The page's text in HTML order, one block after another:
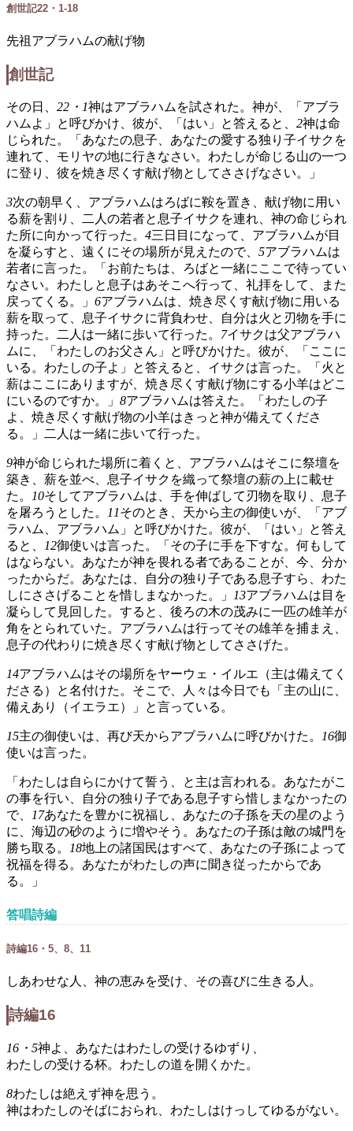
創世記22・1-18
先祖アブラハムの献げ物
創世記
その日、 22・1神はアブラハムを試された。神が、「アブラ
ハムよ」と呼びかけ、彼が、「はい」と答えると、 2神は命
じられた。「あなたの息子、あなたの愛する独り子イサクを
連れて、モリヤの地に行きなさい。わたしが命じる山の一つ
に登り、彼を焼き尽くす献げ物としてささげなさい。」
3次の朝早く、アブラハムはろばに鞍を置き、献げ物に用い
る薪を割り、二人の若者と息子イサクを連れ、神の命じられ
た所に向かって行った。 4三日目になって、アブラハムが目
を凝らすと、遠くにその場所が見えたので、 5アブラハムは
若者に言った。「お前たちは、ろばと一緒にここで待ってい
なさい。わたしと息子はあそこへ行って、礼拝をして、また
戻ってくる。」 6アブラハムは、焼き尽くす献げ物に用いる
薪を取って、息子イサクに背負わせ、自分は火と刃物を手に
持った。二人は一緒に歩いて行った。 7イサクは父アブラハ
ムに、「わたしのお父さん」と呼びかけた。彼が、「ここに
いる。わたしの子よ」と答えると、イサクは言った。「火と
薪はここにありますが、焼き尽くす献げ物にする小羊はどこ
にいるのですか。」 8アブラハムは答えた。「わたしの子
よ、焼き尽くす献げ物の小羊はきっと神が備えてくださ
る。」二人は一緒に歩いて行った。
9神が命じられた場所に着くと、アブラハムはそこに祭壇を
築き、薪を並べ、息子イサクを織って祭壇の薪の上に載せ
た。 10そしてアブラハムは、手を伸ばして刃物を取り、息子
を屠ろうとした。 11そのとき、天から主の御使いが、「アブ
ラハム、アブラハム」と呼びかけた。彼が、「はい」と答え
ると、 12御使いは言った。「その子に手を下すな。何もして
はならない。あなたが神を畏れる者であることが、今、分か
ったからだ。あなたは、自分の独り子である息子すら、わた
しにささげることを惜しまなかった。」 13アブラハムは目を
凝らして見回した。すると、後ろの木の茂みに一匹の雄羊が
角をとられていた。アブラハムは行ってその雄羊を捕まえ、
息子の代わりに焼き尽くす献げ物としてささげた。
14アブラハムはその場所をヤーウェ・イルエ（主は備えてく
ださる）と名付けた。そこで、人々は今日でも「主の山に、
備えあり（イエラエ）」と言っている。
15主の御使いは、再び天からアブラハムに呼びかけた。 16御
使いは言った。
「わたしは自らにかけて誓う、と主は言われる。あなたがこ
の事を行い、自分の独り子である息子すら惜しまなかったの
で、 17あなたを豊かに祝福し、あなたの子孫を天の星のよう
に、海辺の砂のように増やそう。あなたの子孫は敵の城門を
勝ち取る。 18地上の諸国民はすべて、あなたの子孫によって
祝福を得る。あなたがわたしの声に聞き従ったからであ
る。」
答唱詩編
詩編16・5、8、11
しあわせな人、神の恵みを受け、その喜びに生きる人。
詩編16
16・5神よ、あなたはわたしの受けるゆずり、
わたしの受ける杯。わたしの道を開くかた。
8わたしは絶えず神を思う。
神はわたしのそばにおられ、わたしはけっしてゆるがない。